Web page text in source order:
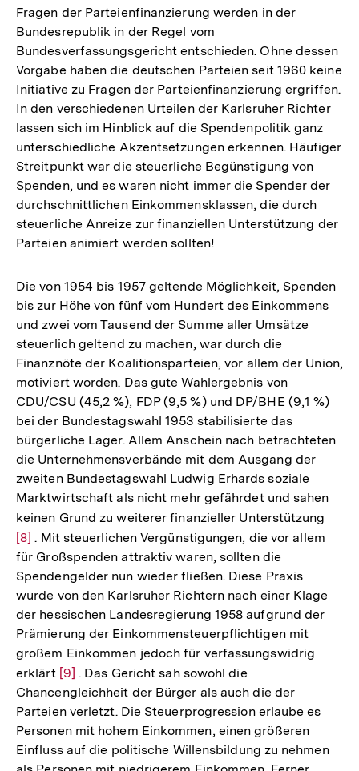
der
Fußnote
Fragen der Parteienfinanzierung werden in der
Bundesrepublik in der Regel vom
Bundesverfassungsgericht entschieden. Ohne dessen
Vorgabe haben die deutschen Parteien seit 1960 keine
Initiative zu Fragen der Parteienfinanzierung ergriffen.
In den verschiedenen Urteilen der Karlsruher Richter
lassen sich im Hinblick auf die Spendenpolitik ganz
unterschiedliche Akzentsetzungen erkennen. Häufiger
Streitpunkt war die steuerliche Begünstigung von
Spenden, und es waren nicht immer die Spender der
durchschnittlichen Einkommensklassen, die durch
steuerliche Anreize zur finanziellen Unterstützung der
Parteien animiert werden sollten!
Die von 1954 bis 1957 geltende Möglichkeit, Spenden
bis zur Höhe von fünf vom Hundert des Einkommens
und zwei vom Tausend der Summe aller Umsätze
steuerlich geltend zu machen, war durch die
Finanznöte der Koalitionsparteien, vor allem der Union,
motiviert worden. Das gute Wahlergebnis von
CDU/CSU (45,2 %), FDP (9,5 %) und DP/BHE (9,1 %)
bei der Bundestagswahl 1953 stabilisierte das
bürgerliche Lager. Allem Anschein nach betrachteten
die Unternehmensverbände mit dem Ausgang der
zweiten Bundestagswahl Ludwig Erhards soziale
Marktwirtschaft als nicht mehr gefährdet und sahen
keinen Grund zu weiterer finanzieller Unterstützung
[8] . Mit steuerlichen Vergünstigungen, die vor allem
für Großspenden attraktiv waren, sollten die
Spendengelder nun wieder fließen. Diese Praxis
wurde von den Karlsruher Richtern nach einer Klage
der hessischen Landesregierung 1958 aufgrund der
Prämierung der Einkommensteuerpflichtigen mit
großem Einkommen jedoch für verfassungswidrig
erklärt Zur
Auflösung
der
Fußnote
[9] . Das Gericht sah sowohl die
Chancengleichheit der Bürger als auch die der
Parteien verletzt. Die Steuerprogression erlaube es
Personen mit hohem Einkommen, einen größeren
Einfluss auf die politische Willensbildung zu nehmen